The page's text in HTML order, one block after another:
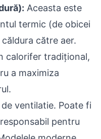
): Aceasta este
termic (de obicei
către aer.
calorifer tradițional,
a maximiza
ventilatie. Poate fi
pentru